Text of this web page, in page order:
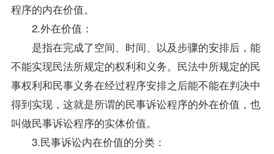
程序的内在价值。
2.外在价值：
是指在完成了空间、时间、以及步骤的安排后，能
不能实现民法所规定的权利和义务。民法中所规定的民
事权利和民事义务在经过程序安排之后能不能在判决中
得到实现，这就是所谓的民事诉讼程序的外在价值，也
叫做民事诉讼程序的实体价值。
3.民事诉讼内在价值的分类：